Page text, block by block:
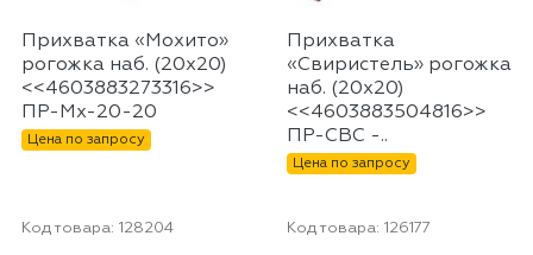
Прихватка «Мохито»
рогожка наб. (20х20)
<<4603883273316>>
ПР-Мх-20-20
Цена по запросу
Прихватка
«Свиристель» рогожка
наб. (20х20)
<<4603883504816>>
ПР-СВС -..
Цена по запросу
Код товара: 128204 Код товара: 126177